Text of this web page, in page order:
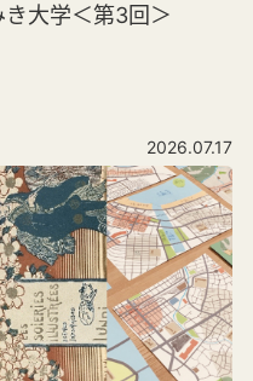
大学＜第3回＞
2026.07.17